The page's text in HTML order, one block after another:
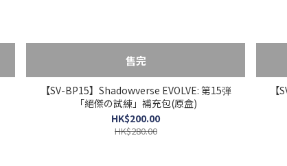
售完
【SV-BP15】Shadowverse EVOLVE: 第15弾
「絕傑の試練」補充包(原盒)
HK$200.00
HK$280.00